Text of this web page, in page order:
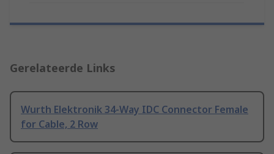
Gerelateerde Links
Wurth Elektronik 34-Way IDC Connector Female
for Cable, 2 Row